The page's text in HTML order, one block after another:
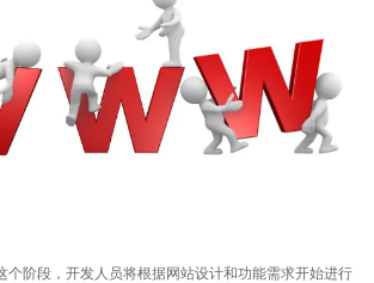
阶段，开发人员将根据网站设计和功能需求开始进行